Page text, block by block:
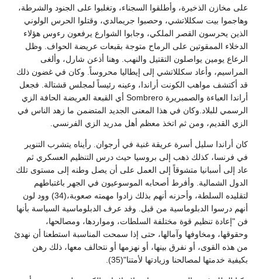
على مخازن الذخيرة، وأطلقوا السجناء، وتغلبوا على الجنود والشرطة،
وهاجموا بيت سكللاتشي، وحصبوا جريمالدي، وقتلوا الحرس الولوني
الذين يحرسون القصر الملكي، وجابوا الشوارع يرفعون رءوس هؤلاء
الدخلاء الممقوتين على الرماح متوجة بقبعات عريضة الحواف. وظل
الرعاع يومين يواصلون التقتيل والنهب. وهنا أذعن شارل، وألغى
المراسيم، وأعاد سكللاتشي إلى إيطاليا محروساً. وكان في غضون ذلك
قد أكتشف مواهب الكونت أراندا، وعينه رئيساً لمجلس قشتالة. فجعل
أراندا العباءة والصمبريرة Sombrero أي القبعة العريضة الحافة الزي
الرسمي للبلاد.وكان في هذا المعنى الجديد المتضمن ما زهد الناس في
الزي القديم، ومن ثم اتخذ معظم أهل مدريد الزي الفرنسي.
كان أراندا سليل أسرة عريقة غنية في أرجوان. رأيناه يتشرب التنوير
في فرنسا، كذلك ذهب إلى بروسيا حيث درس التنظيم العسكري ثم
عاد إلى أسبانيا متشوقاً إلى العمل على أن يصل وطنه إلى مستوى تلك
الدول الشمالية. وأفرط أصحابه الموسوعيون في الجهر باغتباطهم
لتقليده السلطة، وأحزنه أنهم بذلك زادوا مهمته صعوبة،(34) وود لون
أنهم درسوا الدبلوماسية من قبل. وقد عرف الدبلوماسية السياسة بأنها
فن "إعادة تنظيم قوة مختلفة السلطات، ومواردها، ومصالحها،
وحقوقها، ومخاوفها وآمالها، حتى إذا سمحت المناسبة استطعنا أن نهدئ
من هذه القوى، أو نفرق بينها، أو نهزمها أو نتحالف معها، ذلك رهن
بكيفية خدمتها لمصالحنا وزيادتها لأمتنا"(35).